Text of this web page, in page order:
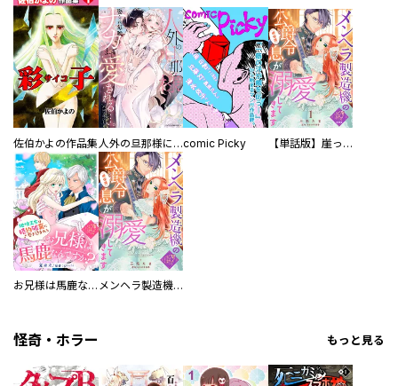
佐伯かよの作品集 人外の旦那様に娶られ毎晩ナカまで愛される…。アンソロジーcomic Picky 【単話版】崖っぷち令嬢ですが、意地と策略で幸せになります！シリーズ
お兄様は馬鹿なんですか？～地味王女は婚約破棄に巻き込まれる～ メンヘラ製造機の公爵令息（過保護）が溺愛してきます
怪奇・ホラー もっと見る